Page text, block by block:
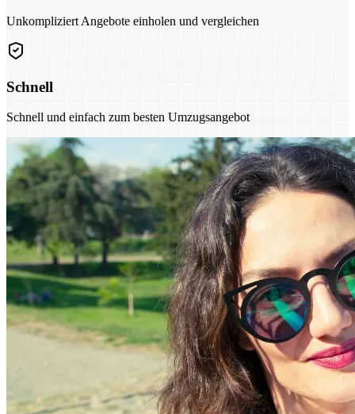
Unkompliziert Angebote einholen und vergleichen
Schnell
Schnell und einfach zum besten Umzugsangebot